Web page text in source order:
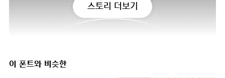
스토리 더보기
이 폰트와 비슷한